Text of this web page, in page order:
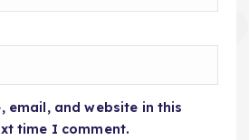
email, and website in this
time I comment.